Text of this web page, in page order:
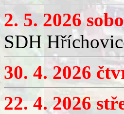
2. 5. 2026
SDH
30. 4. 2026
22. 4. 2026